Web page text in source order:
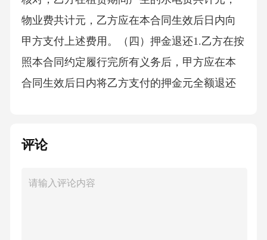
物业费共计元，乙方应在本合同生效后日内向
甲方支付上述费用。（四）押金退还1.乙方在按
照本合同约定履行完所有义务后，甲方应在本
合同生效后日内将乙方支付的押金元全额退还
中扣除相应的赔偿金额后，将剩余押金退还乙
行赔偿甲方的损失。四、违约责任（一）甲方
评论